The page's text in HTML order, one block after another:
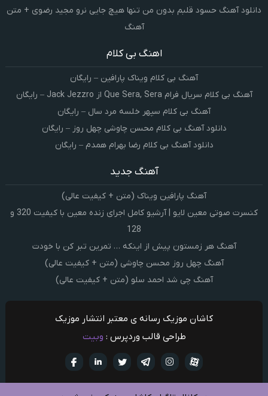
دانلود آهنگ حسود قلبم بدون من تنها هیچ جایی نرو مجید رضوی + متن
آهنگ
اهنگ بی کلام
آهنگ بی کلام ویناک پارافین – رایگان
آهنگ بی کلام سریال فرام Que Sera, Sera از Jack Jezzro – رایگان
آهنگ بی کلام سپهر خلسه مرد سال – رایگان
دانلود آهنگ بی کلام محسن چاوشی چهل روز – رایگان
دانلود آهنگ بی کلام رضا بهرام همدم – رایگان
آهنگ جدید
آهنگ پارافین ویناک (متن + کیفیت عالی)
کنسرت صوتی معین لایو | آرشیو کامل اجرای زنده معین با کیفیت 320 و
128
آهنگ هر زمستون پیش از اینکه … تمرین تبر کن با خودت
آهنگ چهل روز محسن چاوشی (متن + کیفیت عالی)
آهنگ چی شد احمد سلو (متن + کیفیت عالی)
کاشان موزیک رسانه ی معتبر انتشار موزیک
طراحی قالب وردپرس : وبیت
تويتر تلگرام
اینستاگرام آپارات